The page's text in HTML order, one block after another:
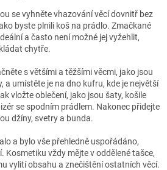
se vyhněte vhazování věcí dovnitř bez
byste plnili koš na prádlo. Zmačkané
a často není možné jej vyžehlit,
chytře.
s většími a těžšími věcmi, jako jsou
a umístěte je na dno kufru, kde je největší
vložte oblečení, jako jsou šaty, košile
se spodním prádlem. Nakonec přidejte
džíny, svetry a bunda.
a bylo vše přehledně uspořádáno,
Kosmetiku vždy mějte v oddělené tašce,
vylití obsahu a znečištění ostatních věcí.